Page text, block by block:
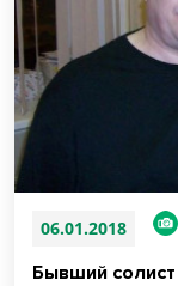
06.01.2018
Бывший